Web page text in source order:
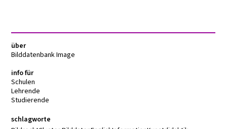
über
Bilddatenbank Image
info für
Schulen
Lehrende
Studierende
schlagworte